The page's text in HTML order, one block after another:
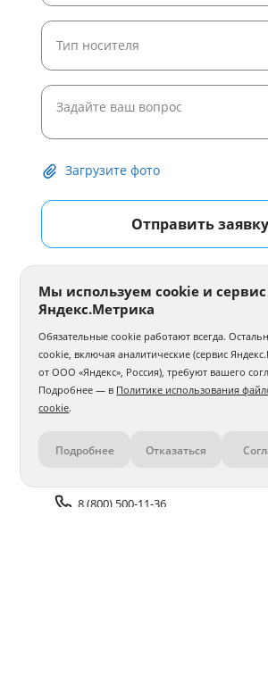
Загрузите фото
Отправить заявку
Контакты
8 (800) 500-11-36
Мы используем cookie и сервис
Яндекс.Метрика
Обязательные cookie работают всегда.
cookie, включая аналитические (сервис
от ООО «Яндекс», Россия), требуют вашего
Подробнее — в Политике использования
cookie.
Подробнее Отказаться